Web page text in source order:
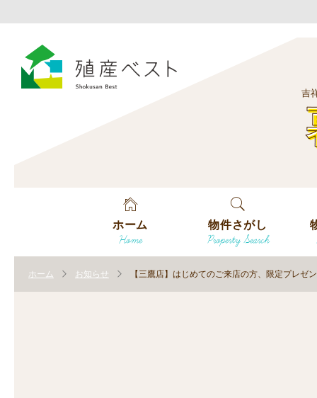
吉
ホーム
Home
物件さがし
Property Search
す
ホーム お知らせ 【三鷹店】はじめてのご来店の方、限定プレゼ